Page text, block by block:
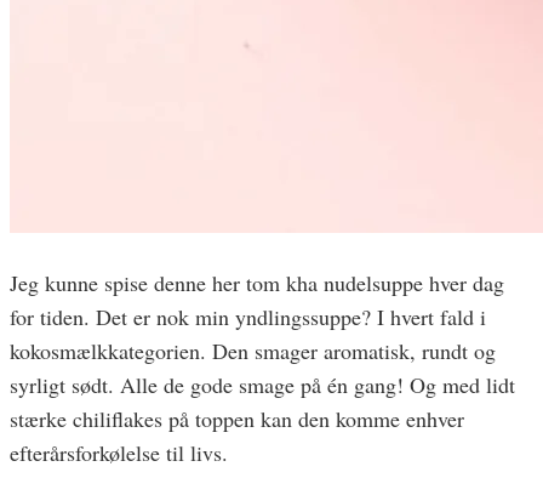
Jeg kunne spise denne her tom kha nudelsuppe hver dag
for tiden. Det er nok min yndlingssuppe? I hvert fald i
kokosmælkkategorien. Den smager aromatisk, rundt og
syrligt sødt. Alle de gode smage på én gang! Og med lidt
stærke chiliflakes på toppen kan den komme enhver
efterårsforkølelse til livs.